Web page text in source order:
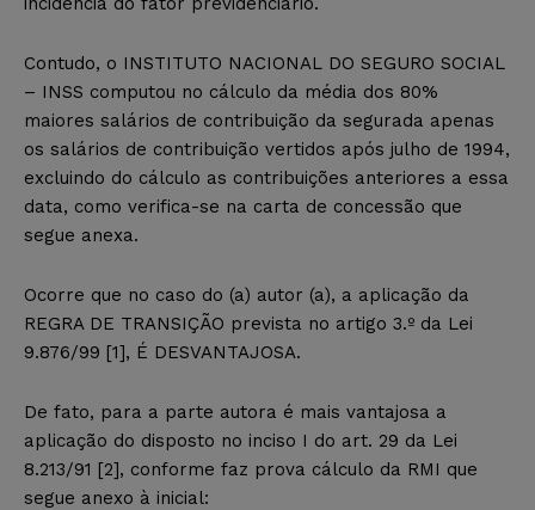
Contudo, o INSTITUTO NACIONAL DO SEGURO SOCIAL
– INSS computou no cálculo da média dos 80%
maiores salários de contribuição da segurada apenas
os salários de contribuição vertidos após julho de 1994,
excluindo do cálculo as contribuições anteriores a essa
data, como verifica-se na carta de concessão que
segue anexa.
Ocorre que no caso do (a) autor (a), a aplicação da
REGRA DE TRANSIÇÃO prevista no artigo 3.º da Lei
9.876/99 [1], É DESVANTAJOSA.
De fato, para a parte autora é mais vantajosa a
aplicação do disposto no inciso I do art. 29 da Lei
8.213/91 [2], conforme faz prova cálculo da RMI que
segue anexo à inicial: